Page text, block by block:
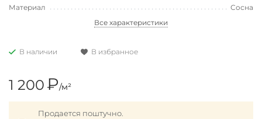
Материал
Сосна
Все характеристики
В наличии В избранное
1 200₽/м²
Продается поштучно.